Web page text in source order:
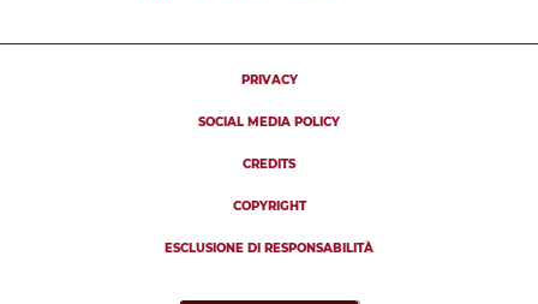
PRIVACY
SOCIAL MEDIA POLICY
CREDITS
COPYRIGHT
ESCLUSIONE DI RESPONSABILITÀ